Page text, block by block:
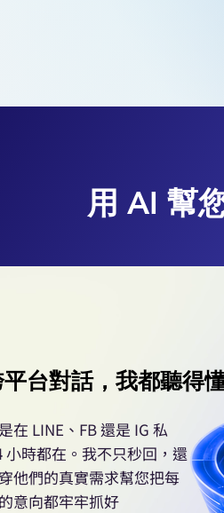
用 AI 幫
台對話，我都聽得
在 LINE、FB 還是 IG 私
小時都在。我不只秒回，還
他們的真實需求幫您把每
意向都牢牢抓好